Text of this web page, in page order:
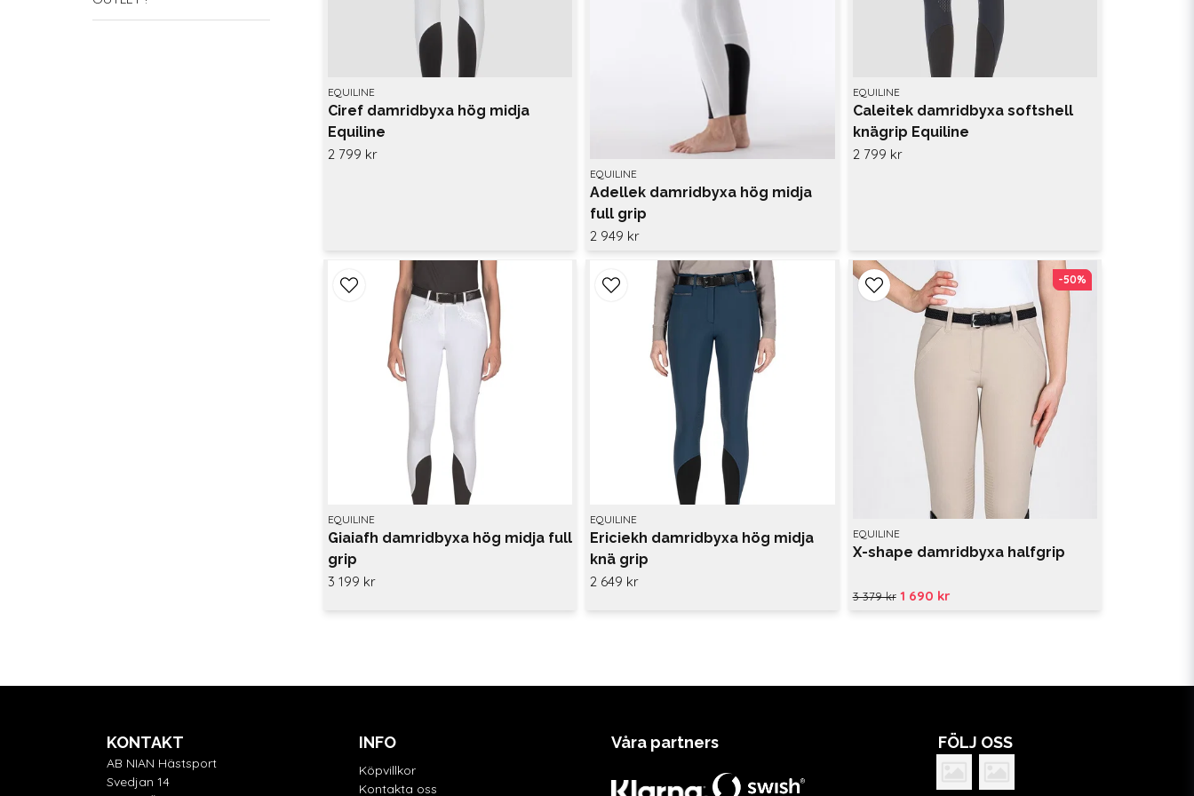
EQUILINE
Ciref damridbyxa hög midja
Equiline
2 799 kr
EQUILINE
Adellek damridbyxa hög midja
full grip
2 949 kr
EQUILINE
Caleitek damridbyxa softshell
knägrip Equiline
2 799 kr
EQUILINE
Giaiafh damridbyxa hög midja full
grip
3 199 kr
EQUILINE
Ericiekh damridbyxa hög midja
knä grip
2 649 kr
EQUILINE
X-shape damridbyxa halfgrip
3 379 kr 1 690 kr
-50%
-50%
KONTAKT
AB NIAN Hästsport
Svedjan 14
INFO
Köpvillkor
Kontakta oss
Våra partners FÖLJ OSS